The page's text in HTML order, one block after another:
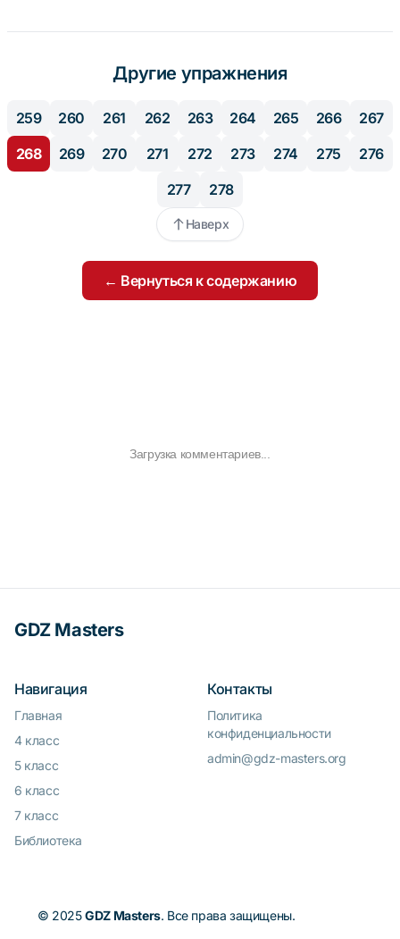
Другие упражнения
259 260 261 262 263 264 265 266
267
268
269 270 271 272 273 274 275
276
277
278
Наверх
← Вернуться к содержанию
Загрузка комментариев...
GDZ Masters
Навигация
Главная
4 класс
5 класс
6 класс
7 класс
Библиотека
Контакты
Политика
конфиденциальности
admin@gdz-masters.org
© 2025GDZ Masters. Все права защищены.